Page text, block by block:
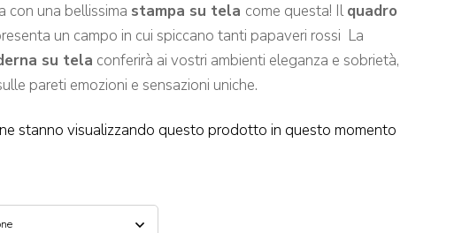
con una bellissima stampa su tela come questa! Ilquadro
un campo in cui spiccano tanti papaveri rossi La
su tela conferirà ai vostri ambienti eleganza e sobrietà,
pareti emozioni e sensazioni uniche.
stanno visualizzando questo prodotto in questo momento